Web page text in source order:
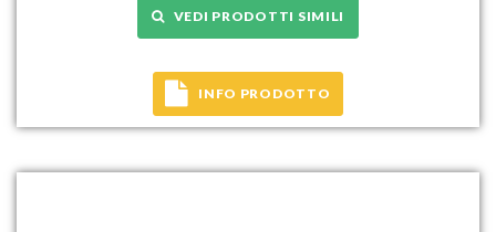
VEDI PRODOTTI SIMILI
INFO PRODOTTO